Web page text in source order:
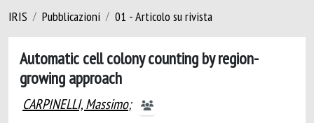
IRIS Pubblicazioni 01 - Articolo su rivista
Automatic cell colony counting by region-
growing approach
CARPINELLI, Massimo;